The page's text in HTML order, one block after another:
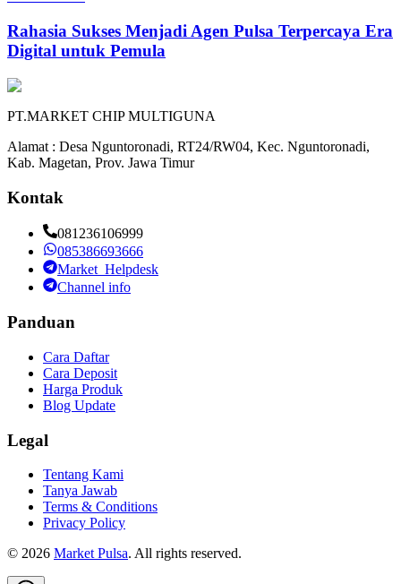
Rahasia Sukses Menjadi Agen Pulsa Terpercaya Era
Digital untuk Pemula
PT.MARKET CHIP MULTIGUNA
Alamat : Desa Nguntoronadi, RT24/RW04, Kec. Nguntoronadi,
Kab. Magetan, Prov. Jawa Timur
Kontak
081236106999
085386693666
Market_Helpdesk
Channel info
Panduan
Cara Daftar
Cara Deposit
Harga Produk
Blog Update
Legal
Tentang Kami
Tanya Jawab
Terms & Conditions
Privacy Policy
© 2026 Market Pulsa. All rights reserved.